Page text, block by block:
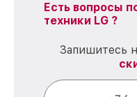
Есть вопросы
техники LG ?
Запишитесь